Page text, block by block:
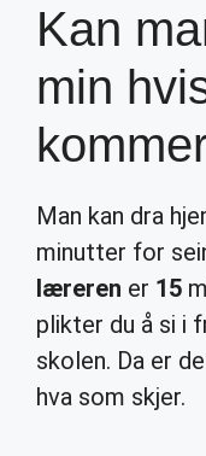
Kan
min
Man kan dra
minutter for
læreren er 15
plikter du å si i
skolen. Da er
hva som skjer.